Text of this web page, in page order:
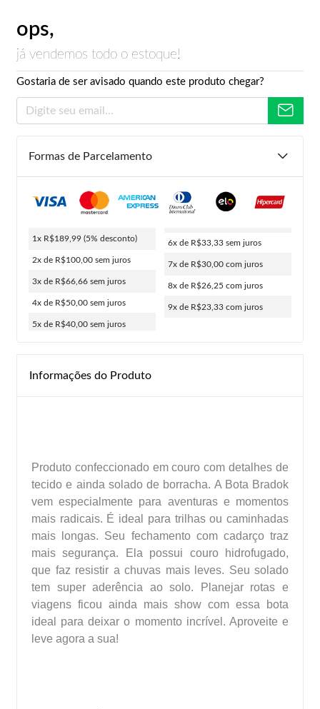
ops,
já vendemos todo o estoque!
Gostaria de ser avisado quando este produto chegar?
Formas de Parcelamento
1x R$189,99 (5% desconto)
2x de R$100,00 sem juros
3x de R$66,66 sem juros
4x de R$50,00 sem juros
5x de R$40,00 sem juros
6x de R$33,33 sem juros
7x de R$30,00 com juros
8x de R$26,25 com juros
9x de R$23,33 com juros
Informações do Produto
Produto confeccionado em couro com detalhes de
tecido e ainda solado de borracha. A Bota Bradok
vem especialmente para aventuras e momentos
mais radicais. É ideal para trilhas ou caminhadas
mais longas. Seu fechamento com cadarço traz
mais segurança. Ela possui couro hidrofugado,
que faz resistir a chuvas mais leves. Seu solado
tem super aderência ao solo. Planejar rotas e
viagens ficou ainda mais show com essa bota
ideal para deixar o momento incrível. Aproveite e
leve agora a sua!